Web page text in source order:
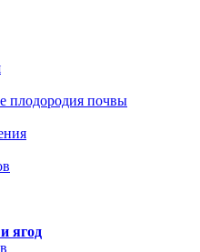
плодородия почвы
ягод